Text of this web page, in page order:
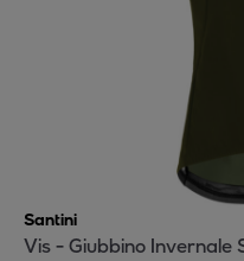
Santini
Vis - Giubbino Invernale